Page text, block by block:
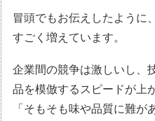
冒頭でもお伝えしたように
すごく増えています。
企業間の競争は激しいし、
品を模倣するスピードが上
「そもそも味や品質に難が